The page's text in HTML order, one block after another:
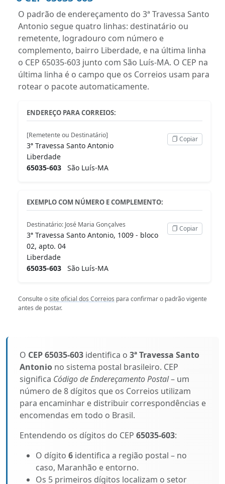
O padrão de endereçamento do 3ª Travessa Santo
Antonio segue quatro linhas: destinatário ou
remetente, logradouro com número e
complemento, bairro Liberdade, e na última linha
o CEP 65035-603 junto com São Luís-MA. O CEP na
última linha é o campo que os Correios usam para
rotear o pacote automaticamente.
ENDEREÇO PARA CORREIOS:
[Remetente ou Destinatário]
3ª Travessa Santo Antonio
Liberdade
65035-603 São Luís-MA
Copiar
EXEMPLO COM NÚMERO E COMPLEMENTO:
Destinatário: José Maria Gonçalves
3ª Travessa Santo Antonio, 1009 - bloco
02, apto. 04
Liberdade
65035-603 São Luís-MA
Copiar
Consulte osite oficial dos Correios para confirmar o padrão vigente
antes de postar.
O CEP 65035-603 identifica o 3ª Travessa Santo
Antonio no sistema postal brasileiro. CEP
significa Código de Endereçamento Postal– um
número de 8 dígitos que os Correios utilizam
para encaminhar e distribuir correspondências e
encomendas em todo o Brasil.
Entendendo os dígitos do CEP 65035-603:
O dígito 6 identifica a região postal – no
caso, Maranhão e entorno.
Os 5 primeiros dígitos localizam o setor